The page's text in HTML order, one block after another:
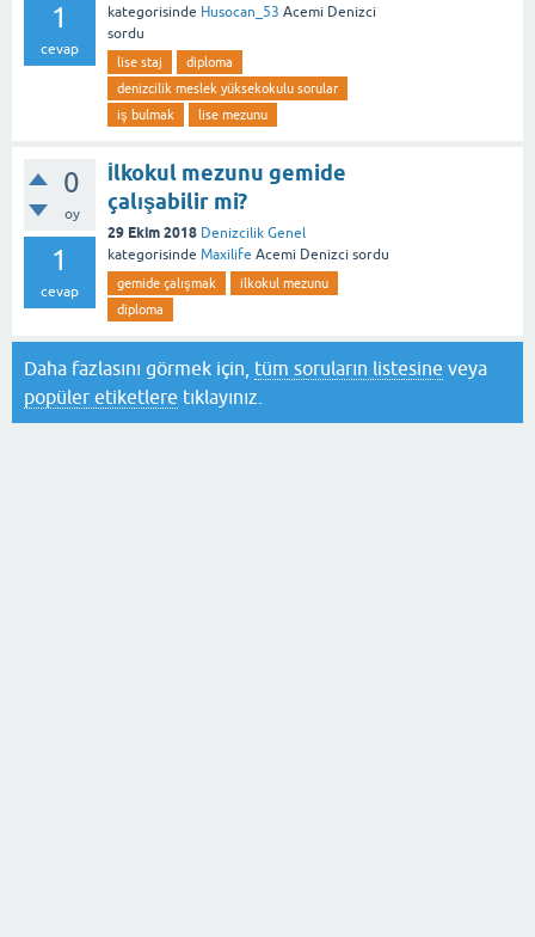
1
cevap
kategorisinde Husocan_53 Acemi Denizci
sordu
lise staj
diploma
denizcilik meslek yüksekokulu sorular
iş bulmak
lise mezunu
0
oy
1
cevap
İlkokul mezunu gemide
çalışabilir mi?
29 Ekim 2018 Denizcilik Genel
kategorisinde Maxilife Acemi Denizci sordu
gemide çalışmak
ilkokul mezunu
diploma
Daha fazlasını görmek için, tüm soruların listesine veya
popüler etiketlere tıklayınız.